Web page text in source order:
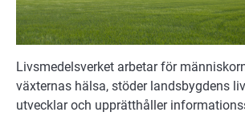
Livsmedelsverket arbetar för
växternas hälsa, stöder landsbygdens
utvecklar och upprätthåller